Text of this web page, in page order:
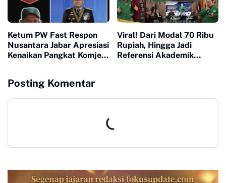
Ketum PW Fast Respon
Nusantara Jabar Apresiasi
Kenaikan Pangkat Komjen
Strategis Media
Viral! Dari Modal 70 Ribu
Rupiah, Hingga Jadi
Referensi Akademik
Posting Komentar